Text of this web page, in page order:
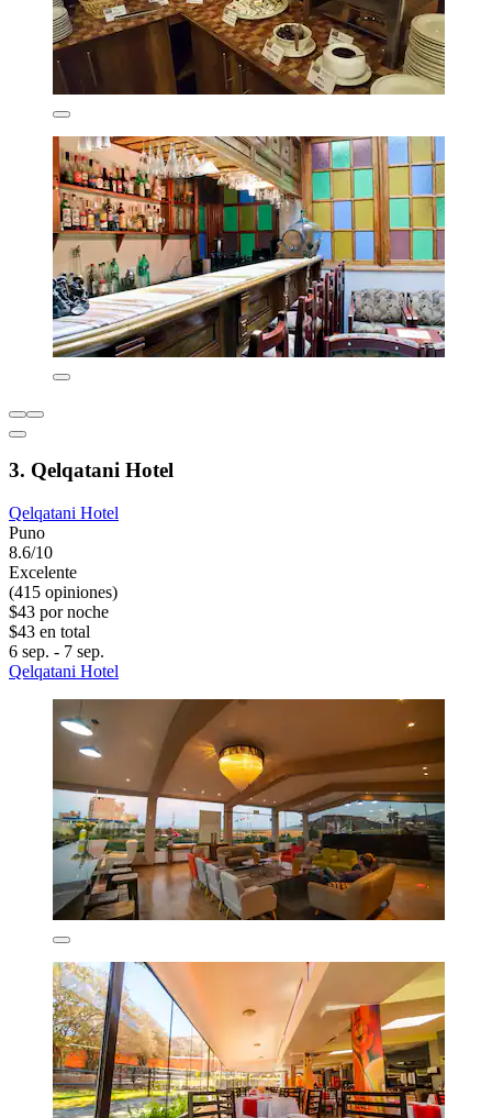
3. Qelqatani Hotel
Qelqatani Hotel
Puno
8.6/10
Excelente
(415 opiniones)
$43 por noche
$43 en total
6 sep. - 7 sep.
Qelqatani Hotel